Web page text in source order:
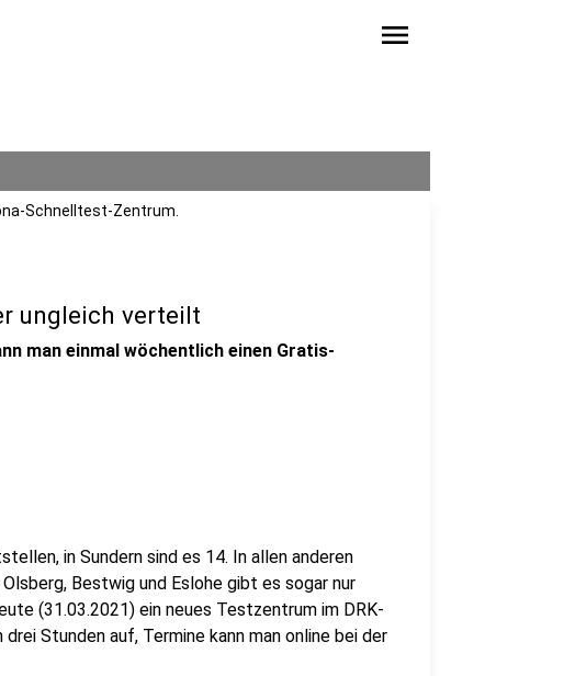
menu
Schnelltest-Zentrum.
ungleich verteilt
man einmal wöchentlich einen Gratis-
in Sundern sind es 14. In allen anderen
Bestwig und Eslohe gibt es sogar nur
(31.03.2021) ein neues Testzentrum im DRK-
Stunden auf, Termine kann man online bei der